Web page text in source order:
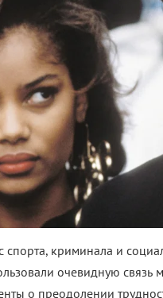
криминала и
очевидную связь
о преодолении